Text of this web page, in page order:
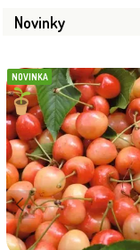
Novinky
NOVINKA